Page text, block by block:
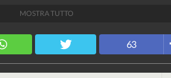
di 3-6 3-6 6-4 6-4 6-3.
-6.875 foto
MOSTRA TUTTO
63